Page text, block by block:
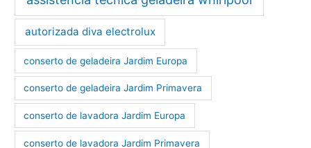
autorizada diva electrolux
conserto de geladeira Jardim Europa
conserto de geladeira Jardim Primavera
conserto de lavadora Jardim Europa
conserto de lavadora Jardim Primavera